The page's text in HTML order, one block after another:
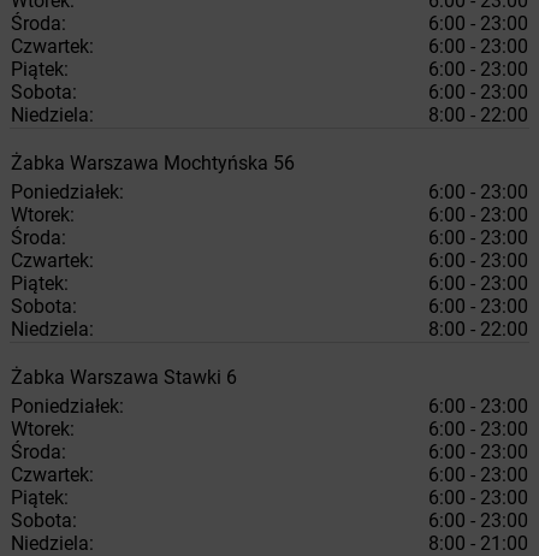
Środa:
6:00 - 23:00
Czwartek:
6:00 - 23:00
Piątek:
6:00 - 23:00
Sobota:
6:00 - 23:00
Niedziela:
8:00 - 22:00
Żabka Warszawa Mochtyńska 56
Poniedziałek:
6:00 - 23:00
Wtorek:
6:00 - 23:00
Środa:
6:00 - 23:00
Czwartek:
6:00 - 23:00
Piątek:
6:00 - 23:00
Sobota:
6:00 - 23:00
Niedziela:
8:00 - 22:00
Żabka Warszawa Stawki 6
Poniedziałek:
6:00 - 23:00
Wtorek:
6:00 - 23:00
Środa:
6:00 - 23:00
Czwartek:
6:00 - 23:00
Piątek:
6:00 - 23:00
Sobota:
6:00 - 23:00
Niedziela:
8:00 - 21:00